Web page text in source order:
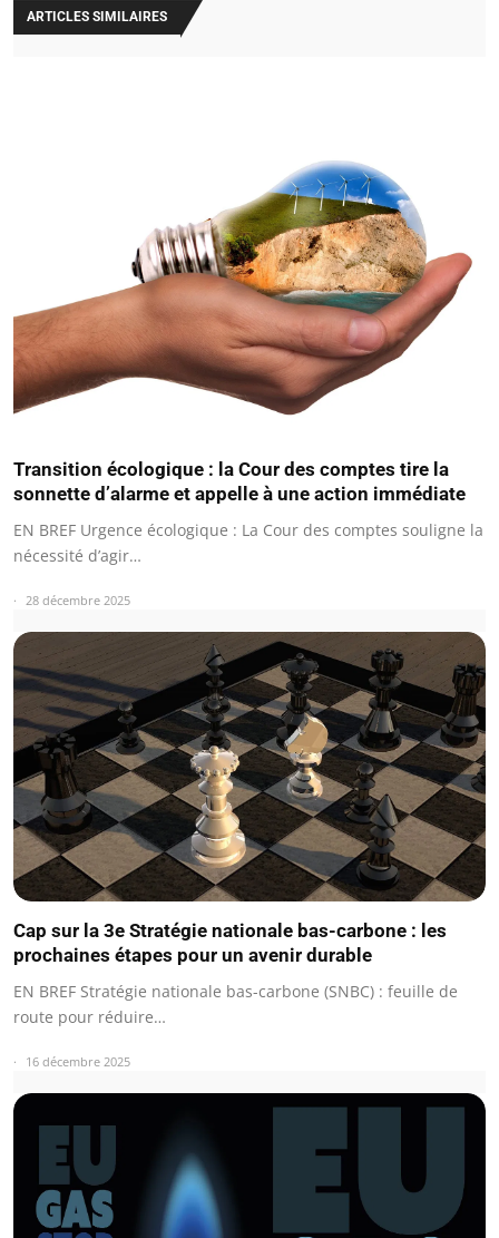
ARTICLES SIMILAIRES
Transition écologique : la Cour des comptes tire la
sonnette d’alarme et appelle à une action immédiate
EN BREF Urgence écologique : La Cour des comptes souligne la
nécessité d’agir…
28 décembre 2025
Cap sur la 3e Stratégie nationale bas-carbone : les
prochaines étapes pour un avenir durable
EN BREF Stratégie nationale bas-carbone (SNBC) : feuille de
route pour réduire…
16 décembre 2025